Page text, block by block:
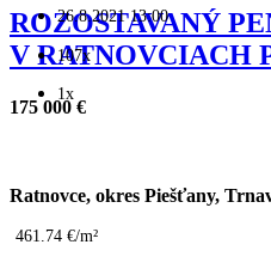
26.8.2021 13:00
107x
1x
ROZOSTAVANÝ
V RATNOVCIACH
175 000 €
Ratnovce, okres Piešťany,
461.74 €/m²